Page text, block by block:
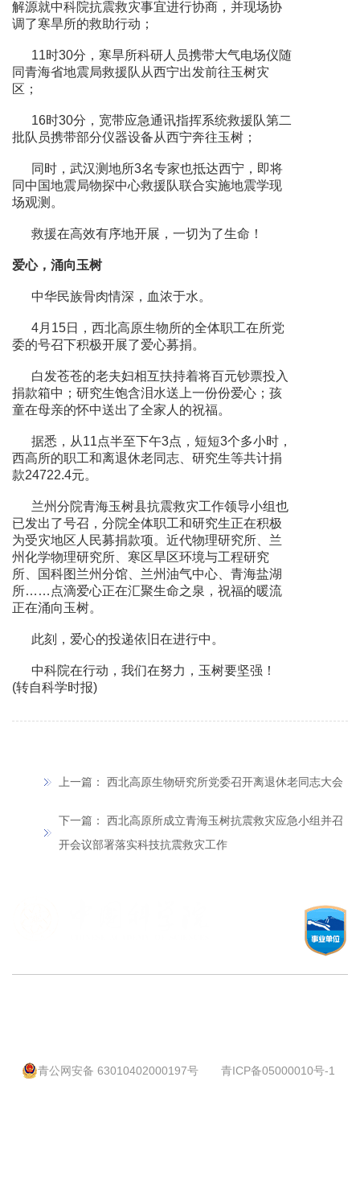
解源就中科院抗震救灾事宜进行协商，并现场协
调了寒旱所的救助行动；
11时30分，寒旱所科研人员携带大气电场仪随
同青海省地震局救援队从西宁出发前往玉树灾
区；
16时30分，宽带应急通讯指挥系统救援队第二
批队员携带部分仪器设备从西宁奔往玉树；
同时，武汉测地所3名专家也抵达西宁，即将
同中国地震局物探中心救援队联合实施地震学现
场观测。
救援在高效有序地开展，一切为了生命！
爱心，涌向玉树
中华民族骨肉情深，血浓于水。
4月15日，西北高原生物所的全体职工在所党
委的号召下积极开展了爱心募捐。
白发苍苍的老夫妇相互扶持着将百元钞票投入
捐款箱中；研究生饱含泪水送上一份份爱心；孩
童在母亲的怀中送出了全家人的祝福。
据悉，从11点半至下午3点，短短3个多小时，
西高所的职工和离退休老同志、研究生等共计捐
款24722.4元。
兰州分院青海玉树县抗震救灾工作领导小组也
已发出了号召，分院全体职工和研究生正在积极
为受灾地区人民募捐款项。近代物理研究所、兰
州化学物理研究所、寒区旱区环境与工程研究
所、国科图兰州分馆、兰州油气中心、青海盐湖
所……点滴爱心正在汇聚生命之泉，祝福的暖流
正在涌向玉树。
此刻，爱心的投递依旧在进行中。
中科院在行动，我们在努力，玉树要坚强！
(转自科学时报)
上一篇： 西北高原生物研究所党委召开离退休老同志大会
下一篇： 西北高原所成立青海玉树抗震救灾应急小组并召
开会议部署落实科技抗震救灾工作
青公网安备 63010402000197号
青ICP备05000010号-1